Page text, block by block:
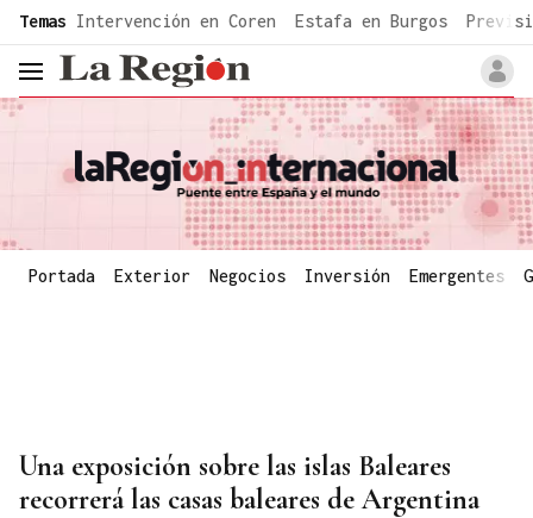
common.go-to-content
Temas Intervención en Coren Estafa en Burgos
header.menu.open
Portada Exterior Negocios Inversión Emergentes
Una exposición sobre las islas Baleares
recorrerá las casas baleares de Argentina